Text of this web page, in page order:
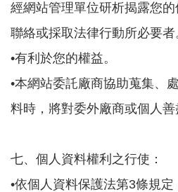
經網站管理單位研析揭露您的
聯絡或採取法律行動所必要者
•有利於您的權益。
•本網站委託廠商協助蒐集、
料時，將對委外廠商或個人善
七、個人資料權利之行使：
•依個人資料保護法第3條規